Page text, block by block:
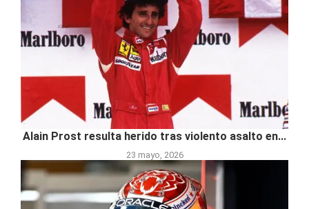
Alain Prost resulta herido tras violento asalto en...
23 mayo, 2026